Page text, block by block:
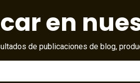
en
de publicaciones de blog,